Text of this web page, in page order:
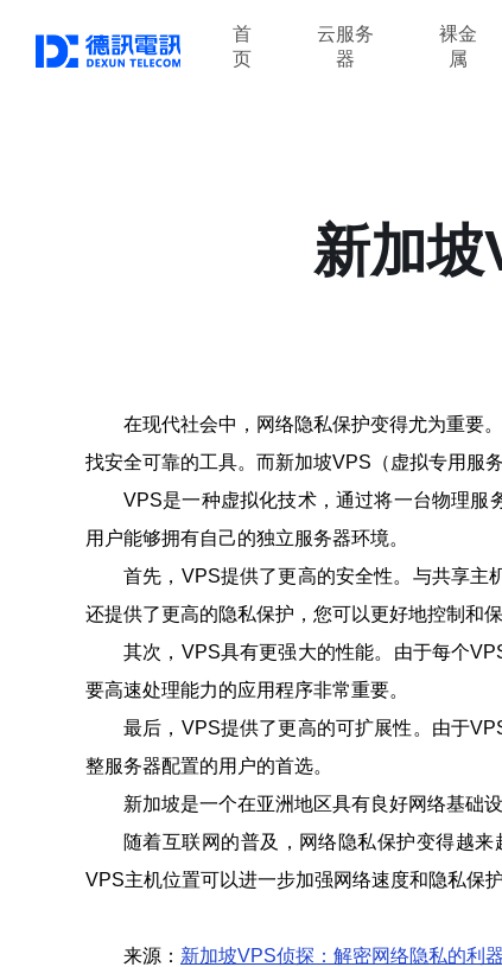
首
页
云服务
器
裸金
属
新加坡
在现代社会中，网络隐私保护变得尤为重要
找安全可靠的工具。而新加坡VPS（虚拟专用服
VPS是一种虚拟化技术，通过将一台物理服
用户能够拥有自己的独立服务器环境。
首先，VPS提供了更高的安全性。与共享主
还提供了更高的隐私保护，您可以更好地控制和保
其次，VPS具有更强大的性能。由于每个
要高速处理能力的应用程序非常重要。
最后，VPS提供了更高的可扩展性。由于
整服务器配置的用户的首选。
新加坡是一个在亚洲地区具有良好网络基础
随着互联网的普及，网络隐私保护变得越
VPS主机位置可以进一步加强网络速度和隐私保
来源： 新加坡VPS侦探：解密网络隐私的利器